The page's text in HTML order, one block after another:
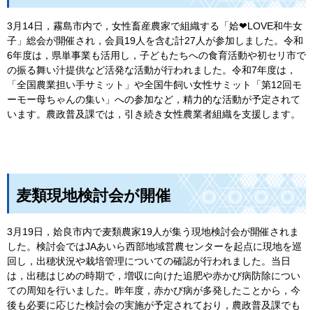
3月14日，霧島市内で，女性畜産農家で組織する「姶❤LOVE和牛女
子」総会が開催され，会員19人を含む計27人が参加しました。令和
6年度は，県単事業も活用し，子どもたちへの食育活動や初セリ市で
の振る舞い汁提供など活発な活動が行われました。令和7年度は，
「全国農業担い手サミット」や全国牛飼い女性サミット「第12回モ
ーモー母ちゃんの集い」への参加など，精力的な活動が予定されて
います。農政普及課では，引き続き女性農業者組織を支援します。
麦類現地検討会が開催
3月19日，姶良市内で麦類農家19人が集う現地検討会が開催されま
した。検討会ではJAあいら西部地域営農センターを起点に現地を巡
回し，出穂状況や栽培管理についての確認が行われました。当日
は，出穂はじめの時期で，増収に向けた追肥や赤かび病防除につい
ての周知を行いました。昨年度，赤かび病が多発したことから，今
後も必要に応じた検討会の実施が予定されており，農政普及課でも